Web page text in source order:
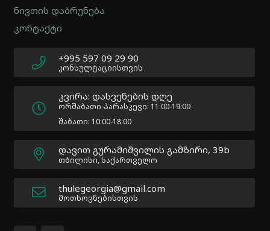
Author:
Atakan
Docs:
https://atakanau.blogspot.com/2021/01/automatic-
menu-
plugin.html
|
Active
Theme:
Impreza
Child
(Impreza-
ნივთის დაბრუნება
კონტაქტი
+995 597 09 29 90
კონსულტაციისთვის
კვირა: დასვენების დღე
ორშაბათი-პარასკევი: 11:00-19:00
შაბათი: 10:00-18:00
დავით გურამიშვილის გამზირი, 39b
თბილისი, საქართველო
thulegeorgia@gmail.com
მოთხოვნებისთვის